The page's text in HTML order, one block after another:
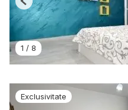
1 / 8
Previous
Exclusivitate